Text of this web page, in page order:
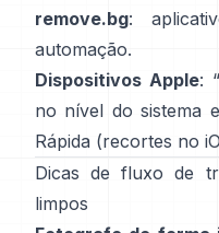
remove.bg:
automação.
Dispositivos Apple: “
no nível do sistema
Rápida (recortes no
Dicas de fluxo de
limpos